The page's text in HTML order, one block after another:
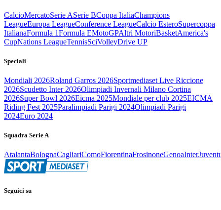
CalcioMercatoSerie ASerie BCoppa ItaliaChampions
LeagueEuropa LeagueConference LeagueCalcio EsteroSupercoppa
ItalianaFormula 1Formula EMotoGPAltri MotoriBasketAmerica's
CupNations LeagueTennisSciVolleyDrive UP
Speciali
Mondiali 2026Roland Garros 2026Sportmediaset Live Riccione
2026Scudetto Inter 2026Olimpiadi Invernali Milano Cortina
2026Super Bowl 2026Eicma 2025Mondiale per club 2025EICMA
Riding Fest 2025Paralimpiadi Parigi 2024Olimpiadi Parigi
2024Euro 2024
Squadra Serie A
AtalantaBolognaCagliariComoFiorentinaFrosinoneGenoaInter
Seguici su